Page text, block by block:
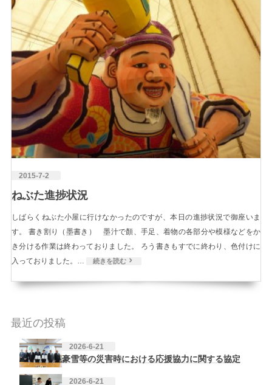
2015-7-2
ねぶた進捗状況
しばらくねぶた小屋に行けなかったのですが、本日の進捗状況で御座いま
す。 書き割り（墨書き） 墨汁で顏、手足、着物の各部分や模様などをか
き分ける作業は終わっておりました。 ろう書きもすでに終わり、色付けに
入っておりました。…
続きを読む
最近の投稿
2026-6-21
豪雪等の災害時における応援協力に関する協定
2026-6-21